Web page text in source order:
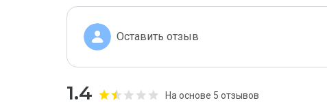
Оставить отзыв
1.4 На основе 5 отзывов